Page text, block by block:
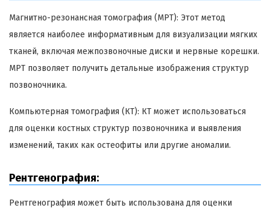
Магнитно-резонансная томография (МРТ): Этот метод
является наиболее информативным для визуализации мягких
тканей, включая межпозвоночные диски и нервные корешки.
МРТ позволяет получить детальные изображения структур
позвоночника.
Компьютерная томография (КТ): КТ может использоваться
для оценки костных структур позвоночника и выявления
изменений, таких как остеофиты или другие аномалии.
Рентгенография:
Рентгенография может быть использована для оценки